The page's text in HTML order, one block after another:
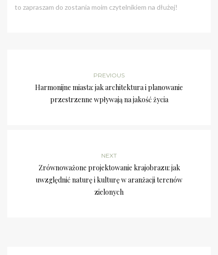
to zapraszam do zostania moim czytelnikiem na dłużej!
PREVIOUS
Harmonijne miasta: jak architektura i planowanie
przestrzenne wpływają na jakość życia
NEXT
Zrównoważone projektowanie krajobrazu: jak
uwzględnić naturę i kulturę w aranżacji terenów
zielonych